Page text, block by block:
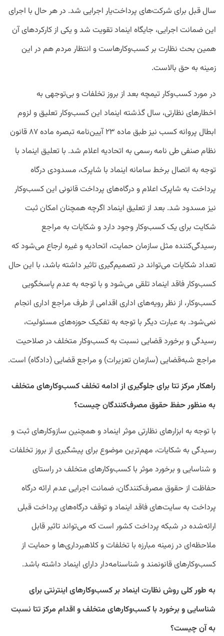
سال قبل برای شرکت‌های پرداخت‌یار اجرایی شد. در هر حال با اجرای
این ضمانت اجرایی، جایگاه اینماد تقویت شد و یکی از کارکردهای آن
همین بحث نظارت بر کسب‌وکارهاست و انتظار مردم هم در این
زمینه به حق بالاست.
در مورد کسب‌وکار تیمچه بعد از بروز تخلفات و بی‌توجهی به
اخطارهای نظارتی، سال گذشته اینماد این کسب‌وکار تعلیق و لزوم
ابطال پروانه کسب نیز طبق ماده ۲۳ آیین‌نامه تبصره ماده ۸۷ قانون
نظام صنفی طی نامه رسمی به اتحادیه اعلام شد. با تعلیق اینماد با
توجه به اتصال برخط سامانه اینماد با شاپرک، مسدودی درگاه
پرداخت به شاپرک اعلام و درگاه‌های پرداخت قانونی این کسب‌وکار
نیز مسدود شد. بعد از تعلیق اینماد اگرچه همچنان امکان ثبت
شکایت برای یک کسب‌وکار وجود دارد و شکایات به مراجع
رسیدگی‌کننده مثل سازمان حمایت، اتحادیه و غیره ارجاع می‌شود که
تعداد شکایات می‌تواند در تصمیم‌گیری تاثیر داشته باشد، با این‌ حال
کسب‌وکار فاقد اینماد تلقی می‌شود و با توجه به عدم پاسخگویی
کسب‌وکار، از نظر رویه‌های اداری اقدامی از طرف مراجع اداری انجام
نمی‌شود. به عبارت دیگر با توجه به تفکیک حوزه‌های مسئولیت،
رسیدگی و برخورد قضایی نسبت به کسب‌وکار متخلف در صلاحیت
مراجع شبه‌قضایی (سازمان تعزیرات) و مراجع قضایی (دادگاه) است.
راهکار مرکز تتا برای جلوگیری از ادامه تخلف کسب‌وکارهای متخلف
به منظور حفظ حقوق مصرف‌کنندگان چیست؟
با توجه به ابزارهای نظارتی موثر اینماد و همچنین سازوکارهای ثبت و
رسیدگی به شکایات، مهم‌ترین موضوع برای پیشگیری از بروز تخلفات
و شناسایی و برخورد موثر با کسب‌وکارهای متخلف در راستای
حفاظت از حقوق مصرف‌کنندگان، ضمانت اجرایی عدم ارائه درگاه
پرداخت به سایت‌های فاقد اینماد و توقف درگاه‌های پرداخت قبلی
ارائه‌شده در شبکه پرداخت کشور است که می‌تواند تاثیر قابل
ملاحظه‌ای در زمینه مبارزه با تخلفات و کلاهبرداری‌ها و حمایت از
کسب‌وکارهای قانونمند و شناسنامه‌دار دارای اینماد داشته باشد.
به طور کلی روش‌ نظارت اینماد بر کسب‌وکارهای اینترنتی برای
شناسایی و برخورد با کسب‌وکارهای متخلف و اقدام مرکز تتا نسبت
به آن چیست؟